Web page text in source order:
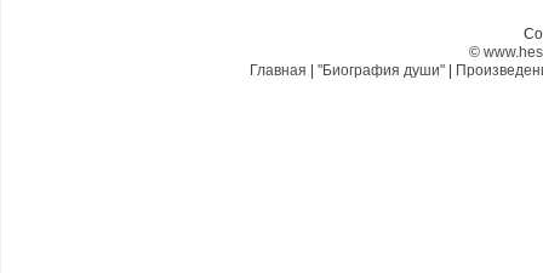
©
Главная
"Биография души"